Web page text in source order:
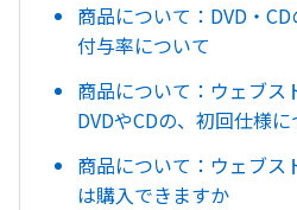
商品について：DVD・
付与率について
商品について：ウェブス
DVDやCDの、初回仕様
商品について：ウェブス
は購入できますか